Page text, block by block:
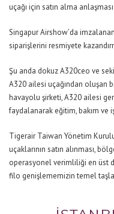
uçağı için satın alma
Singapur Airshow’da
siparişlerini resmiyete
Şu anda dokuz A320ceo ve
A320 ailesi uçağından oluşan
havayolu şirketi, A320 ailesi
faydalanarak eğitim, bakım
Tigerair Taiwan Yönetim
uçaklarının satın alınması,
operasyonel verimliliği en üst
filo genişlememizin temel